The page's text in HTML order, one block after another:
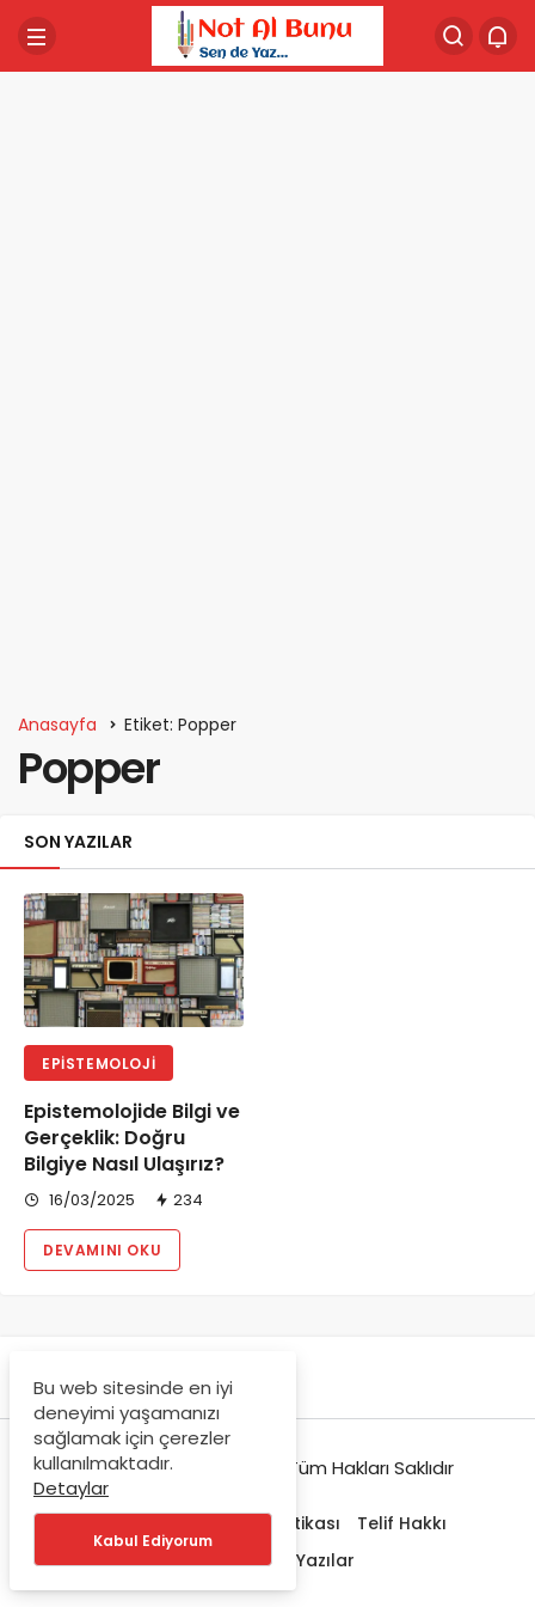
Anasayfa Etiket: Popper
Popper
SON YAZILAR
EPISTEMOLOJI
Epistemolojide Bilgi ve
Gerçeklik: Doğru
Bilgiye Nasıl Ulaşırız?
16/03/2025 234
DEVAMINI OKU
© Copyright 2021-2022, Tüm Hakları Saklıdır
Gizlilik Politikası
Telif Hakkı
Trendlerdeki Yazılar
Bu web sitesinde en iyi
deneyimi yaşamanızı
sağlamak için çerezler
kullanılmaktadır.
Detaylar
Kabul Ediyorum